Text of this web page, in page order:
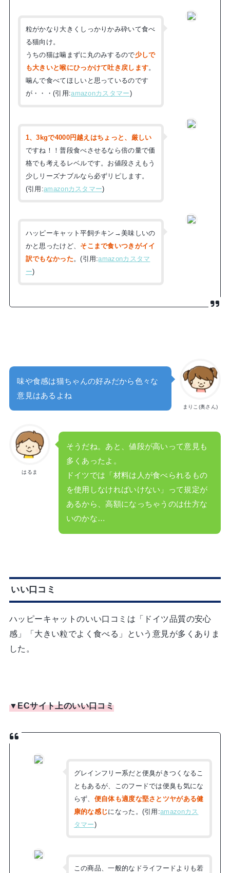
粒がかなり大きくしっかりかみ砕いて食べ
る猫向け。
うちの猫は噛まずに丸のみするので少しで
も大きいと喉にひっかけて吐き戻します。
噛んで食べてほしいと思っているのです
が・・・(引用:amazonカスタマー)
1、3kgで4000円越えはちょっと、厳しい
ですね！！普段食べさせるなら倍の量で価
格でも考えるレベルです。お値段さえもう
少しリーズナブルなら必ずリピします。
(引用:amazonカスタマー)
ハッピーキャット平飼チキン→美味しいの
かと思ったけど、 そこまで食いつきがイイ
訳でもなかった 。(引用:amazonカスタマ
ー)
まりこ(奥さん)
味や食感は猫ちゃんの好みだから色々な
意見はあるよね
はるま
そうだね。あと、値段が高いって意見も
多くあったよ。
ドイツでは「材料は人が食べられるもの
を使用しなければいけない」って規定が
あるから、高額になっちゃうのは仕方な
いのかな…
いい口コミ
ハッピーキャットのいい口コミは「ドイツ品質の安心
感」「大きい粒でよく食べる」という意見が多くありま
した。
▼ECサイト上のいい口コミ
グレインフリー系だと便臭がきつくなるこ
ともあるが、このフードでは便臭も気にな
らず、 便自体も適度な堅さとツヤがある健
康的な感じになった。(引用:amazonカス
タマー)
この商品、一般的なドライフードよりも若